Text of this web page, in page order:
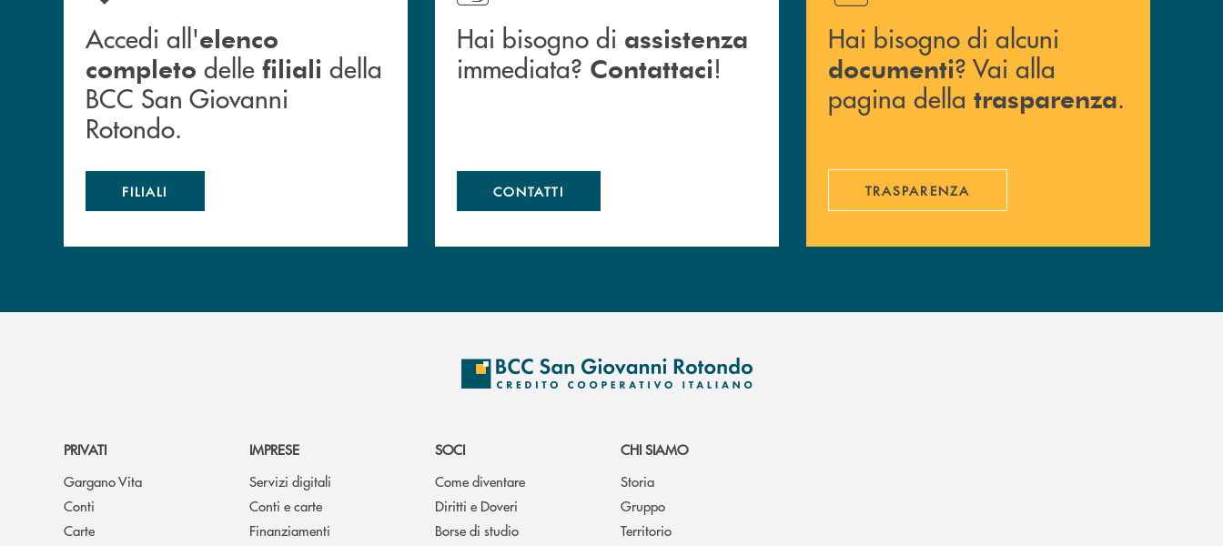
Accedi all'elenco
completo delle filiali della
BCC San Giovanni
Rotondo.
FILIALI
Hai bisogno di assistenza
immediata? Contattaci!
CONTATTI
Hai bisogno di alcuni
documenti? Vai alla
pagina della trasparenza.
TRASPARENZA
PRIVATI
Gargano Vita
Conti
Carte
IMPRESE
Servizi digitali
Conti e carte
Finanziamenti
SOCI
Come diventare
Diritti e Doveri
Borse di studio
CHI SIAMO
Storia
Gruppo
Territorio